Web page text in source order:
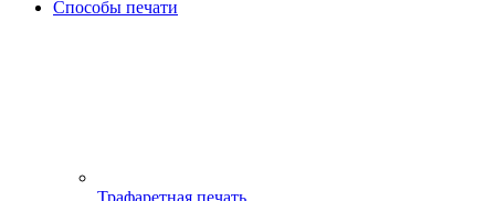
Способы печати
Трафаретная печать